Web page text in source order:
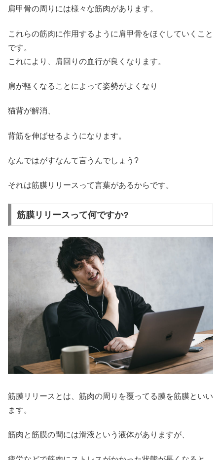
肩甲骨の周りには様々な筋肉があります。
これらの筋肉に作用するように肩甲骨をほぐしていくこと
です。
これにより、肩回りの血行が良くなります。
肩が軽くなることによって姿勢がよくなり
猫背が解消、
背筋を伸ばせるようになります。
なんではがすなんて言うんでしょう?
それは筋膜リリースって言葉があるからです。
筋膜リリースって何ですか?
筋膜リリースとは、筋肉の周りを覆ってる膜を筋膜といい
ます。
筋肉と筋膜の間には滑液という液体がありますが、